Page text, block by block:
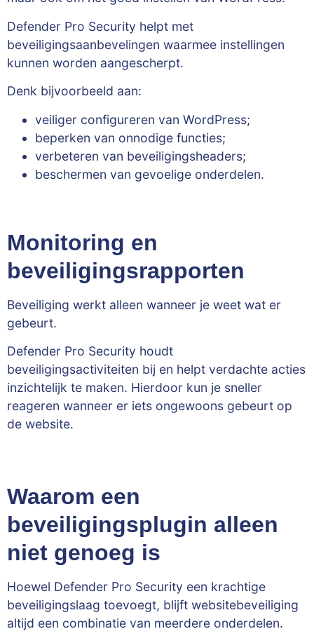
Defender Pro Security helpt met
beveiligingsaanbevelingen waarmee instellingen
kunnen worden aangescherpt.
Denk bijvoorbeeld aan:
veiliger configureren van WordPress;
beperken van onnodige functies;
verbeteren van beveiligingsheaders;
beschermen van gevoelige onderdelen.
Monitoring en
beveiligingsrapporten
Beveiliging werkt alleen wanneer je weet wat er
gebeurt.
Defender Pro Security houdt
beveiligingsactiviteiten bij en helpt verdachte acties
inzichtelijk te maken. Hierdoor kun je sneller
reageren wanneer er iets ongewoons gebeurt op
de website.
Waarom een
beveiligingsplugin alleen
niet genoeg is
Hoewel Defender Pro Security een krachtige
beveiligingslaag toevoegt, blijft websitebeveiliging
altijd een combinatie van meerdere onderdelen.